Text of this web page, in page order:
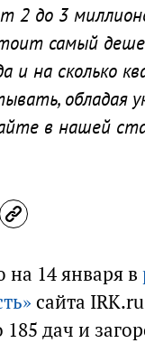
2 до 3
самый
и на сколько
обладая
в нашей
14 января в
сайта IRK.ru
185 дач и